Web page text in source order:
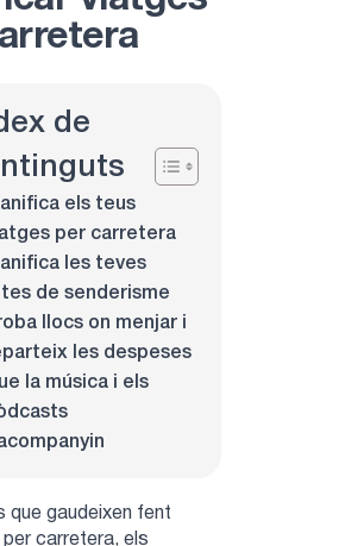
de
els teus
per carretera
les teves
de senderisme
llocs on menjar i
les despeses
la música i els
que gaudeixen fent
carretera, els